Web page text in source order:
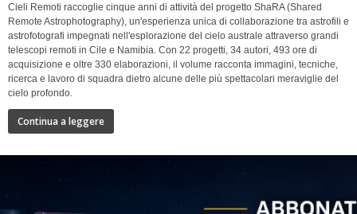
Cieli Remoti raccoglie cinque anni di attività del progetto ShaRA (Shared
Remote Astrophotography), un'esperienza unica di collaborazione tra astrofili e
astrofotografi impegnati nell'esplorazione del cielo australe attraverso grandi
telescopi remoti in Cile e Namibia. Con 22 progetti, 34 autori, 493 ore di
acquisizione e oltre 330 elaborazioni, il volume racconta immagini, tecniche,
ricerca e lavoro di squadra dietro alcune delle più spettacolari meraviglie del
cielo profondo.
Continua a leggere